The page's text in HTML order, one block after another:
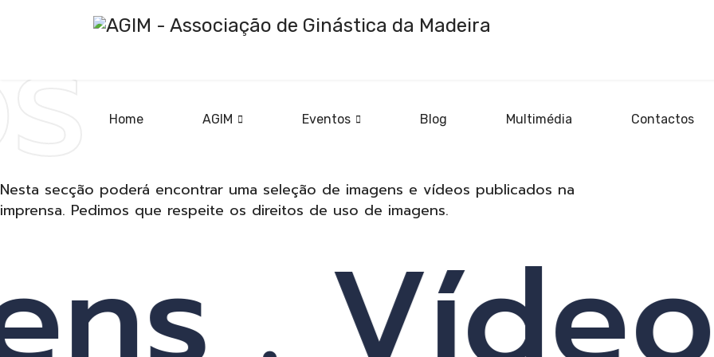
Home AGIM Eventos Blog Multimédia Contactos
Ginástica
Artística
Nesta secção poderá encontrar uma seleção de imagens e vídeos publicados na
imprensa. Pedimos que respeite os direitos de uso de imagens.